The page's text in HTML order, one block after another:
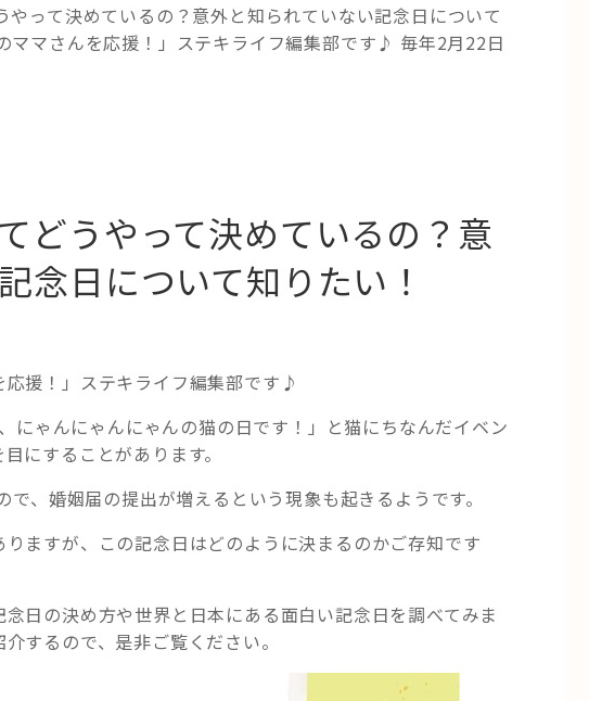
って決めているの？意外と知られていない記念日について
ママさんを応援！」ステキライフ編集部です♪ 毎年2月22日
どうやって決めているの？意
念日について知りたい！
援！」ステキライフ編集部です♪
にゃんにゃんにゃんの猫の日です！」と猫にちなんだイベン
にすることがあります。
、婚姻届の提出が増えるという現象も起きるようです。
ますが、この記念日はどのように決まるのかご存知です
日の決め方や世界と日本にある面白い記念日を調べてみま
するので、是非ご覧ください。